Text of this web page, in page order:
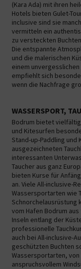
(Kara Ada) mit ihren
Hotels bieten Gulet-
inclusive sind sie
vermitteln ein
zu versteckten
Die entspannte
und die malerischen
einem
empfiehlt sich
wenn die Nachfrage
WASSERSPORT,
Bodrum bietet
und Kitesurfen
Stand-up-Paddling und
ausgezeichneten
interessanten
Taucher aus ganz
bieten Kurse für
an. Viele All-inclusive-
Wassersportarten wie
Schnorchelausrüstung
vom Hafen Bodrum
Inseln entlang der
professionelle
auch bei All-inclusive-
geschützten Buchten
Wassersportarten,
anspruchsvollem